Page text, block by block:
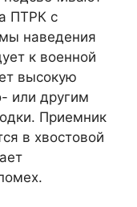
ПТРК с
наведения
к военной
высокую
или другим
Приемник
в хвостовой